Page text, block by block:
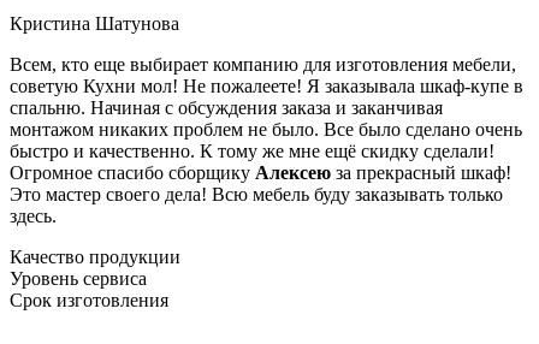
Кристина Шатунова
Всем, кто еще выбирает компанию для изготовления мебели,
советую Кухни мол! Не пожалеете! Я заказывала шкаф-купе в
спальню. Начиная с обсуждения заказа и заканчивая
монтажом никаких проблем не было. Все было сделано очень
быстро и качественно. К тому же мне ещё скидку сделали!
Огромное спасибо сборщику Алексею за прекрасный шкаф!
Это мастер своего дела! Всю мебель буду заказывать только
здесь.
Качество продукции
Уровень сервиса
Срок изготовления